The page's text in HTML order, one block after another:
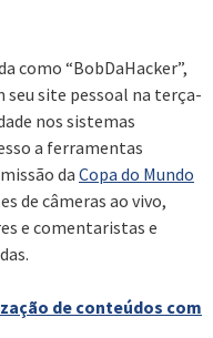
como “BobDaHacker”,
site pessoal na terça-
nos sistemas
a ferramentas
da Copa do Mundo
de câmeras ao vivo,
e comentaristas e
de conteúdos com